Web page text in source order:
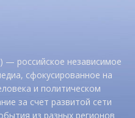
— российское независимое
сфокусированное на
и политическом
за счет развитой сети
из разных регионов